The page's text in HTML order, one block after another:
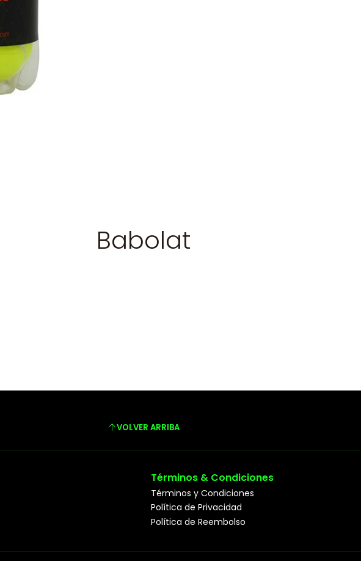
Babolat
VOLVER ARRIBA
Términos & Condiciones
Términos y Condiciones
Política de Privacidad
Política de Reembolso